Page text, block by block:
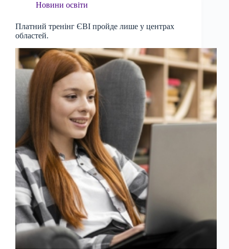
Новини освіти
Платний тренінг ЄВІ пройде лише у центрах
областей.